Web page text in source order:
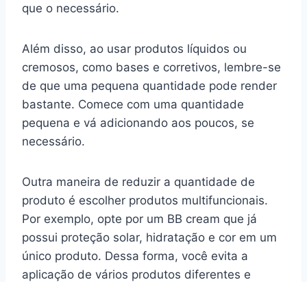
que o necessário.
Além disso, ao usar produtos líquidos ou
cremosos, como bases e corretivos, lembre-se
de que uma pequena quantidade pode render
bastante. Comece com uma quantidade
pequena e vá adicionando aos poucos, se
necessário.
Outra maneira de reduzir a quantidade de
produto é escolher produtos multifuncionais.
Por exemplo, opte por um BB cream que já
possui proteção solar, hidratação e cor em um
único produto. Dessa forma, você evita a
aplicação de vários produtos diferentes e